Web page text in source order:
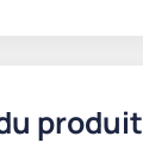
produit